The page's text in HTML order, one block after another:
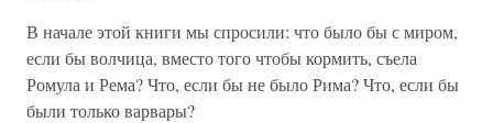
В начале этой книги мы спросили: что было бы с миром,
если бы волчица, вместо того чтобы кормить, съела
Ромула и Рема? Что, если бы не было Рима? Что, если бы
были только варвары?